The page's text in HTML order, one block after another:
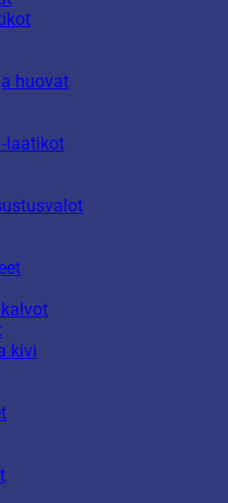
huovat
laatikot
kivi